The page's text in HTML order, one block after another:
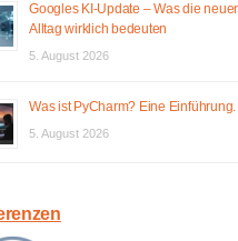
Googles KI-Update – Was die
Alltag wirklich bedeuten
5. August 2026
Was ist PyCharm? Eine Einführung.
5. August 2026